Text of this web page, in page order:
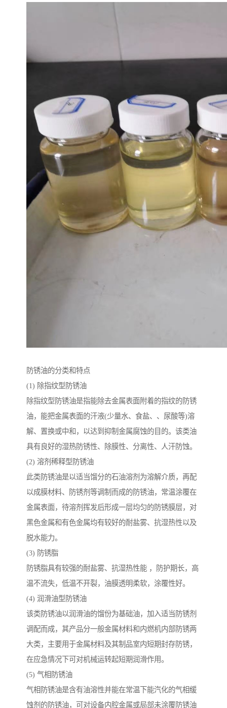
防锈油的分类和特点
(1) 除指纹型防锈油
除指纹型防锈油是指能除去金属表面附着的指纹的防锈
油，能把金属表面的汗液(少量水、食盐、、尿酸等)溶
解、置换或中和，以达到抑制金属腐蚀的目的。该类油
具有良好的湿热防锈性、除膜性、分离性、人汗防蚀。
(2) 溶剂稀释型防锈油
此类防锈油是以适当馏分的石油溶剂为溶解介质，再配
以成膜材料、防锈剂等调制而成的防锈油，常温涂覆在
金属表面，待溶剂挥发后形成一层均匀的防锈膜层，对
黑色金属和有色金属均有较好的耐盐雾、抗湿热性以及
脱水能力。
(3) 防锈脂
防锈脂具有较强的耐盐雾、抗湿热性能 ，防护期长，高
温不流失，低温不开裂，油膜透明柔软，涂覆性好。
(4) 润滑油型防锈油
该类防锈油以润滑油的馏份为基础油，加入适当防锈剂
调配而成，其产品分一般金属材料和内燃机内部防锈两
大类，主要用于金属材料及其制品室内短期封存防锈，
在应急情况下可对机械运转起短期润滑作用。
(5) 气相防锈油
气相防锈油是含有油溶性并能在常温下能汽化的气相缓
蚀剂的防锈油，可对设备内腔金属或局部未涂覆防锈油